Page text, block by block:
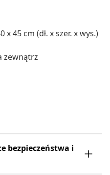
45 cm (dł. x szer. x wys.)
zewnątrz
bezpieczeństwa i